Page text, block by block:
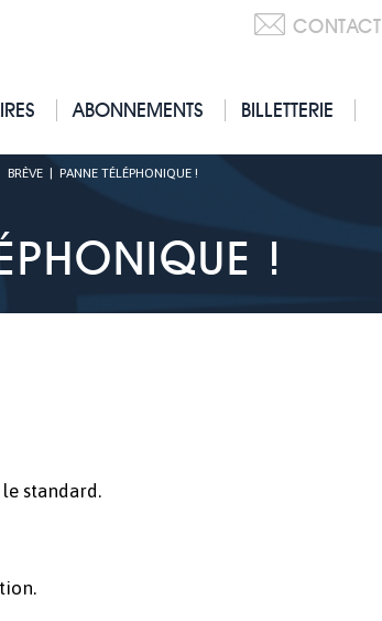
CONTACT
ABONNEMENTS
BILLETTERIE
BRÈVE| PANNE TÉLÉPHONIQUE !
!
standard.